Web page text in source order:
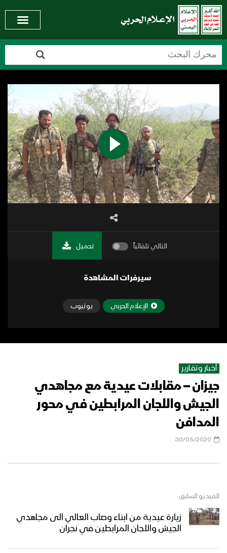
التالي تلقائياً تحميل
سيرفرات المشاهدة
الإعلام الحربي يوتيوب
أخبار وتقارير
جيزان – مقابلات عيدية مع مجاهدي
الجيش واللجان المرابطين في محور
المدافن
30/05/2020
الفيديو السابق
زيارة عيدية من ابناء وصاب العالي الى مجاهدي
الجيش واللجان المرابطين في نجران